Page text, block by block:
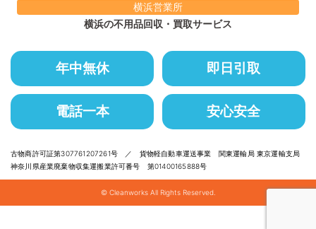
横浜営業所
横浜の不用品回収・買取サービス
年中無休 即日引取
電話一本 安心安全
古物商許可証第307761207261号 ／ 貨物軽自動車運送事業 関東運輸局 東京運輸支局
神奈川県産業廃棄物収集運搬業許可番号 第01400165888号
© Cleanworks All Rights Reserved.